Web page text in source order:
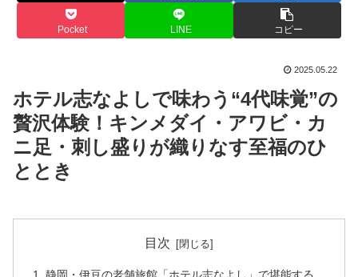
Pocket LINE コピー
2025.05.22
ホテル志なよしで味わう“4代味覚”の
贅沢体験！キンメダイ・アワビ・カ
ニ足・刺し盛りが織りなす至福のひ
ととき
目次